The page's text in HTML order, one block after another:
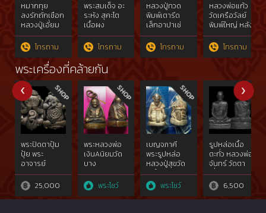
หมากทุย
ลงรักถักเชือก
หลวงปู่เอี่ยม
วัดหนัง
ราชวรวิหาร
บางขุนเทียน
กรุงเทพฯ
โทรถาม
พระสมเด็จ อะ
ระหัง สุคะโต
เนื้อผง
พุทธคุณ พิมพ์
ใหญ่ ดอก
จันทร์คู่(นิยม)
หลวงพ่อกวย
วัดโฆสิตาราม
(บ้านแค)
จ.ชัยนาท
โทรถาม
หลวงปู่ทวด
พิมพ์เตารีด
เล็กอาปาเช่
แข้งขีด
ปี2505โทรถาม
หลวงพ่อแก้ว
วัดเครือวัลย์
พิมพ์ใหญ่ หลัง
แบบ
โทรถาม
พระเครื่องที่คล้ายกัน
พระปิดตาปุ้ม
ปุ้ย พระ
อาจารย์
อดิเรก วัด
หนองทราย
25,000
พระหลวงพ่อ
เงินAนิยมวัด
บาง
คลานฯ,องค์
ที่2จอบยุค
ต้น๒๔๕๐
จ.พิจิตรที่ไม่
พระโชว์
เบญจภาคี
พระรูปหล่อ
หลวงปู่สุขวัด
โพธิ์ทรายทอง
รุ่นแรก เนื้อ
เงิน ปี2498-
03พิมพ์
พระโชว์
รูปหล่อเนื้อ
ตะกั่ว หลวงพ่อ
จันทร์ วัดตา
เจี่ย
6,500